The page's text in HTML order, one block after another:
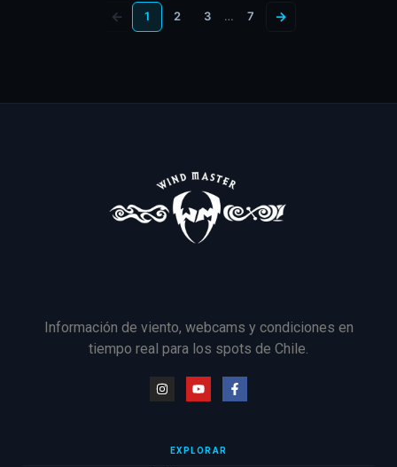
← 1 2 3 … 7 →
Información de viento, webcams y condiciones en
tiempo real para los spots de Chile.
EXPLORAR